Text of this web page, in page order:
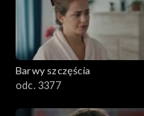
782–800
Barwy szczęścia
odc. 3377